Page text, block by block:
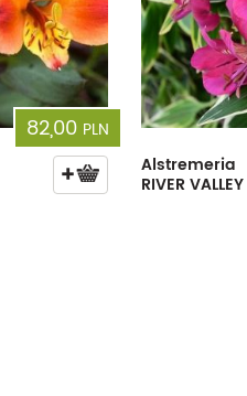
82,00 PLN
Alstremeria
RIVER VALLEY